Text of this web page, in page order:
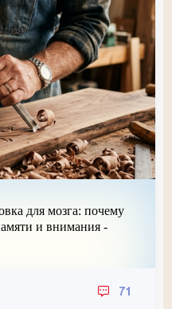
для мозга: почему
и внимания -
71